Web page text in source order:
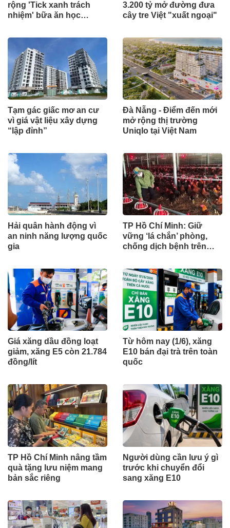
rộng 'Tick xanh trách
nhiệm' bữa ăn học
3.200 tỷ mở đường đưa
cây tre Việt "xuất ngoại"
Tạm gác giấc mơ an cư
vì giá vật liệu xây dựng
“lập đỉnh”
Đà Nẵng - Điểm đến mới
mở rộng thị trường
Uniqlo tại Việt Nam
Hải quân hành động vì
an ninh năng lượng quốc
gia
TP Hồ Chí Minh: Giữ
vững ‘lá chắn’ phòng,
chống dịch bệnh trên
Giá xăng dầu đồng loạt
giảm, xăng E5 còn 21.784
đồng/lít
Từ hôm nay (1/6), xăng
E10 bán đại trà trên toàn
quốc
TP Hồ Chí Minh nâng tầm
quà tặng lưu niệm mang
bản sắc riêng
Người dùng cần lưu ý gì
trước khi chuyển đổi
sang xăng E10